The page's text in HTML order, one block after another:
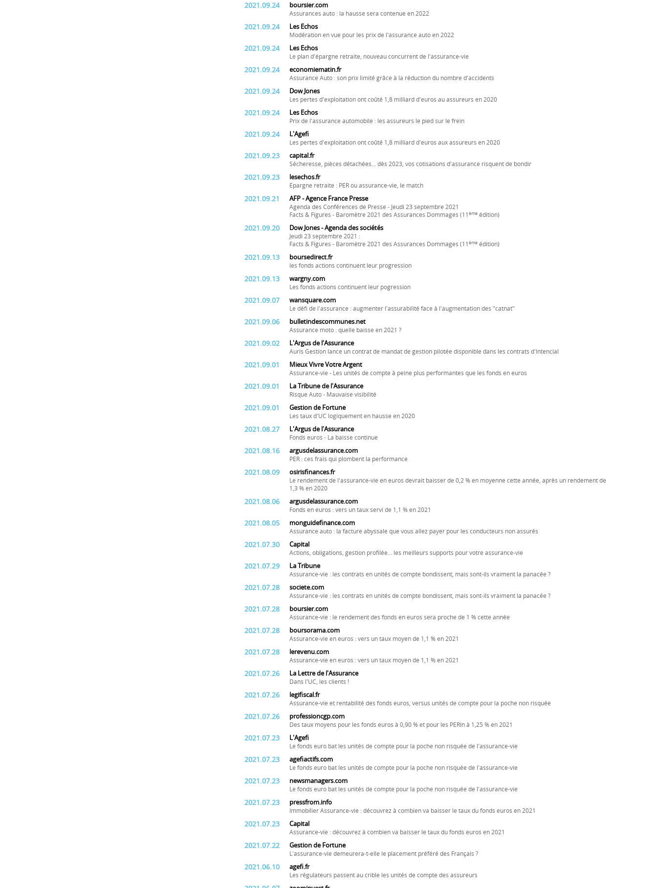
2021.09.24 boursier.com
Assurances auto : la hausse sera contenue en 2022
2021.09.24 Les Echos
Modération en vue pour les prix de l'assurance auto en 2022
2021.09.24 Les Echos
Le plan d'épargne retraite, nouveau concurrent de l'assurance-vie
2021.09.24 economiematin.fr
Assurance Auto : son prix limité grâce à la réduction du nombre d'accidents
2021.09.24 Dow Jones
Les pertes d'exploitation ont coûté 1,8 milliard d'euros au assureurs en 2020
2021.09.24 Les Echos
Prix de l'assurance automobile : les assureurs le pied sur le frein
2021.09.24 L'Agefi
Les pertes d'exploitation ont coûté 1,8 milliard d'euros aux assureurs en 2020
2021.09.23 capital.fr
Sécheresse, pièces détachées... dès 2023, vos cotisations d'assurance risquent de bondir
2021.09.23 lesechos.fr
Epargne retraite : PER ou assurance-vie, le match
2021.09.21 AFP - Agence France Presse
Agenda des Conférences de Presse - Jeudi 23 septembre 2021
Facts & Figures - Baromètre 2021 des Assurances Dommages (11 ème édition)
2021.09.20 Dow Jones - Agenda des sociétés
Jeudi 23 septembre 2021 :
Facts & Figures - Baromètre 2021 des Assurances Dommages (11 ème édition)
2021.09.13 boursedirect.fr
les fonds actions continuent leur progression
2021.09.13 wargny.com
Les fonds actions continuent leur pogression
2021.09.07 wansquare.com
Le défi de l'assurance : augmenter l'assurabilité face à l'augmentation des "catnat"
2021.09.06 bulletindescommunes.net
Assurance moto : quelle baisse en 2021 ?
2021.09.02 L'Argus de l'Assurance
Auris Gestion lance un contrat de mandat de gestion pilotée disponible dans les contrats d'Intencial
2021.09.01 Mieux Vivre Votre Argent
Assurance-vie - Les unités de compte à peine plus performantes que les fonds en euros
2021.09.01 La Tribune de l'Assurance
Risque Auto - Mauvaise visibilité
2021.09.01 Gestion de Fortune
Les taux d'UC logiquement en hausse en 2020
2021.08.27 L'Argus de l'Assurance
Fonds euros - La baisse continue
2021.08.16 argusdelassurance.com
PER : ces frais qui plombent la performance
2021.08.09 osirisfinances.fr
Le rendement de l'assurance-vie en euros devrait baisser de 0,2 % en moyenne cette année, après un rendement de
1,3 % en 2020
2021.08.06 argusdelassurance.com
Fonds en euros : vers un taux servi de 1,1 % en 2021
2021.08.05 monguidefinance.com
Assurance auto : la facture abyssale que vous allez payer pour les conducteurs non assurés
2021.07.30 Capital
Actions, obligations, gestion profilée... les meilleurs supports pour votre assurance-vie
2021.07.29 La Tribune
Assurance-vie : les contrats en unités de compte bondissent, mais sont-ils vraiment la panacée ?
2021.07.28 societe.com
Assurance-vie : les contrats en unités de compte bondissent, mais sont-ils vraiment la panacée ?
2021.07.28 boursier.com
Assurance-vie : le rendement des fonds en euros sera proche de 1 % cette année
2021.07.28 boursorama.com
Assurance-vie en euros : vers un taux moyen de 1,1 % en 2021
2021.07.28 lerevenu.com
Assurance-vie en euros : vers un taux moyen de 1,1 % en 2021
2021.07.26 La Lettre de l'Assurance
Dans l'UC, les clients !
2021.07.26 legifiscal.fr
Assurance-vie et rentabilité des fonds euros, versus unités de compte pour la poche non risquée
2021.07.26 professioncgp.com
Des taux moyens pour les fonds euros à 0,90 % et pour les PERIn à 1,25 % en 2021
2021.07.23 L'Agefi
Le fonds euro bat les unités de compte pour la poche non risquée de l'assurance-vie
2021.07.23 agefiactifs.com
Le fonds euro bat les unités de compte pour la poche non risquée de l'assurance-vie
2021.07.23 newsmanagers.com
Le fonds euro bat les unités de compte pour la poche non risquée de l'assurance-vie
2021.07.23 pressfrom.info
Immobilier Assurance-vie : découvrez à combien va baisser le taux du fonds euros en 2021
2021.07.23 Capital
Assurance-vie : découvrez à combien va baisser le taux du fonds euros en 2021
2021.07.22 Gestion de Fortune
L'assurance-vie demeurera-t-elle le placement préféré des Français ?
2021.06.10 agefi.fr
Les régulateurs passent au crible les unités de compte des assureurs